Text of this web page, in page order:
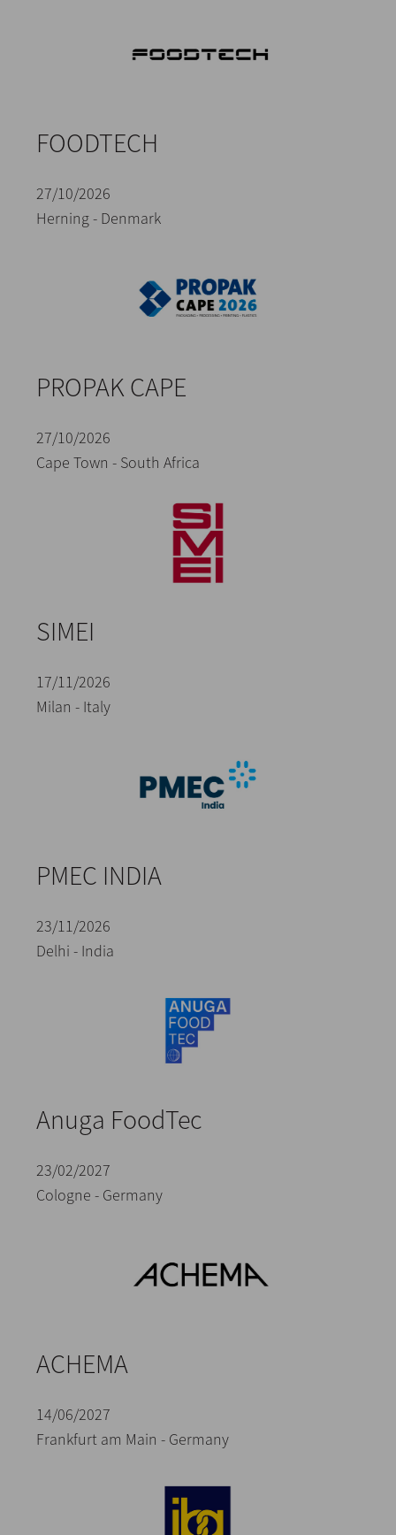
FOODTECH
27/10/2026
Herning - Denmark
PROPAK CAPE
27/10/2026
Cape Town - South Africa
SIMEI
17/11/2026
Milan - Italy
PMEC INDIA
23/11/2026
Delhi - India
Anuga FoodTec
23/02/2027
Cologne - Germany
ACHEMA
14/06/2027
Frankfurt am Main - Germany